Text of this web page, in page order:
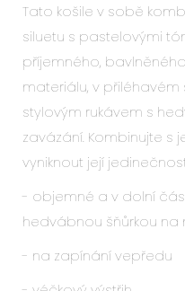
Tato košile v sobě
siluetu s pastelovými
příjemného,
materiálu, v přiléhavém
stylovým rukávem s
zavázání. Kombinujte s
vyniknout její
- objemné a v dolní
hedvábnou šňůrkou na
- na zapínání vepředu